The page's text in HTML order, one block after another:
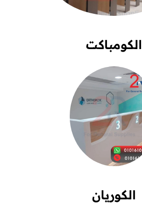
الكومباكت
الكوريان